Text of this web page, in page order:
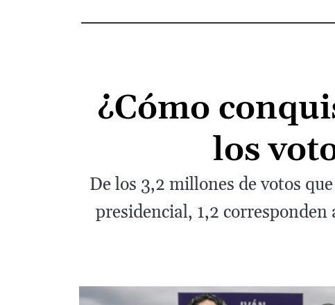
¿Cómo
los
De los 3,2 millones de votos
presidencial, 1,2